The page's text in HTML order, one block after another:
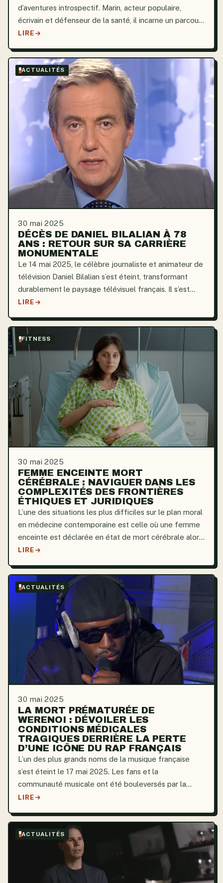
d’aventures introspectif. Marin, acteur populaire,
écrivain et défenseur de la santé, il incarne un parcours
humain unique, marqué par un combat silencieux mais
LIRE
ACTUALITÉS
30 mai 2025
DÉCÈS DE DANIEL BILALIAN À 78
ANS : RETOUR SUR SA CARRIÈRE
MONUMENTALE
Le 14 mai 2025, le célèbre journaliste et animateur de
télévision Daniel Bilalian s’est éteint, transformant
durablement le paysage télévisuel français. Il s’est
éteint à l’âge de 78 ans, au terme d’une carrière
LIRE
FITNESS
30 mai 2025
FEMME ENCEINTE MORT
CÉRÉBRALE : NAVIGUER DANS LES
COMPLEXITÉS DES FRONTIÈRES
ÉTHIQUES ET JURIDIQUES
L’une des situations les plus difficiles sur le plan moral
en médecine contemporaine est celle où une femme
enceinte est déclarée en état de mort cérébrale alors
qu’elle porte un fœtus. Même si une femme dans cet
LIRE
ACTUALITÉS
30 mai 2025
LA MORT PRÉMATURÉE DE
WERENOI : DÉVOILER LES
CONDITIONS MÉDICALES
TRAGIQUES DERRIÈRE LA PERTE
D’UNE ICÔNE DU RAP FRANÇAIS
L’un des plus grands noms de la musique française
s’est éteint le 17 mai 2025. Les fans et la
communauté musicale ont été bouleversés par la
disparition de Werenoi, icône montante du rap, à l’âge
silence,...
LIRE
ACTUALITÉS